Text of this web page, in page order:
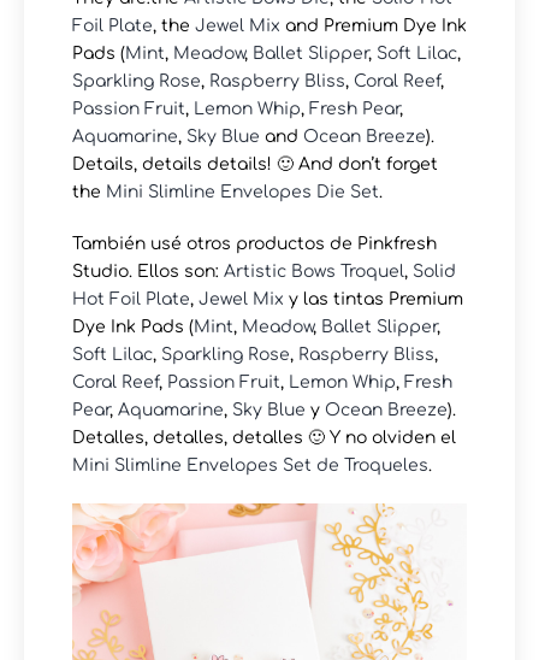
Foil Plate, the Jewel Mix and Premium Dye Ink
Pads (Mint, Meadow, Ballet Slipper, Soft Lilac,
Sparkling Rose, Raspberry Bliss, Coral Reef,
Passion Fruit, Lemon Whip, Fresh Pear,
Aquamarine, Sky Blue and Ocean Breeze).
Details, details details! 🙂 And don’t forget
the Mini Slimline Envelopes Die Set.
También usé otros productos de Pinkfresh
Studio. Ellos son: Artistic Bows Troquel, Solid
Hot Foil Plate, Jewel Mix y las tintas Premium
Dye Ink Pads (Mint, Meadow, Ballet Slipper,
Soft Lilac, Sparkling Rose, Raspberry Bliss,
Coral Reef, Passion Fruit, Lemon Whip, Fresh
Pear, Aquamarine, Sky Blue y Ocean Breeze).
Detalles, detalles, detalles 🙂 Y no olviden el
Mini Slimline Envelopes Set de Troqueles.